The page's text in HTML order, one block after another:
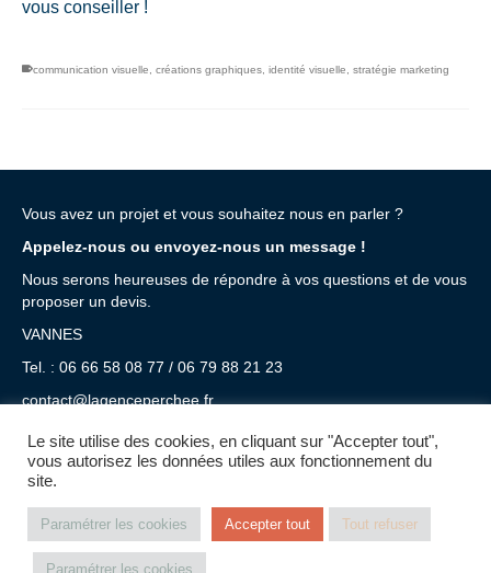
vous conseiller !
communication visuelle créations graphiques identité visuelle stratégie marketing
Vous avez un projet et vous souhaitez nous en parler ?
Appelez-nous ou envoyez-nous un message !
Nous serons heureuses de répondre à vos questions et de vous
proposer un devis.
VANNES
Tel. : 06 66 58 08 77 / 06 79 88 21 23
contact@lagenceperchee.fr
SUIVEZ-NOUS !
RGPD Mentions légales Plan du site
Le site utilise des cookies, en cliquant sur "Accepter tout",
vous autorisez les données utiles aux fonctionnement du
site.
Paramétrer les cookies Accepter tout Tout refuser
Paramétrer les cookies